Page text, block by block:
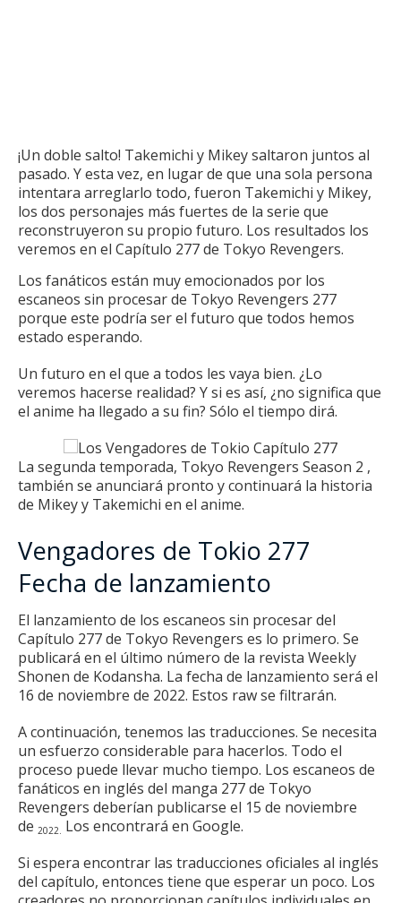
¡Un doble salto! Takemichi y Mikey saltaron juntos al
pasado. Y esta vez, en lugar de que una sola persona
intentara arreglarlo todo, fueron Takemichi y Mikey,
los dos personajes más fuertes de la serie que
reconstruyeron su propio futuro. Los resultados los
veremos en el Capítulo 277 de Tokyo Revengers.
Los fanáticos están muy emocionados por los
escaneos sin procesar de Tokyo Revengers 277
porque este podría ser el futuro que todos hemos
estado esperando.
Un futuro en el que a todos les vaya bien. ¿Lo
veremos hacerse realidad? Y si es así, ¿no significa que
el anime ha llegado a su fin? Sólo el tiempo dirá.
La segunda temporada, Tokyo Revengers Season 2 ,
también se anunciará pronto y continuará la historia
de Mikey y Takemichi en el anime.
Vengadores de Tokio 277
Fecha de lanzamiento
El lanzamiento de los escaneos sin procesar del
Capítulo 277 de Tokyo Revengers es lo primero. Se
publicará en el último número de la revista Weekly
Shonen de Kodansha. La fecha de lanzamiento será el
16 de noviembre de 2022. Estos raw se filtrarán.
A continuación, tenemos las traducciones. Se necesita
un esfuerzo considerable para hacerlos. Todo el
proceso puede llevar mucho tiempo. Los escaneos de
fanáticos en inglés del manga 277 de Tokyo
Revengers deberían publicarse el 15 de noviembre
de 2022. Los encontrará en Google.
Si espera encontrar las traducciones oficiales al inglés
del capítulo, entonces tiene que esperar un poco. Los